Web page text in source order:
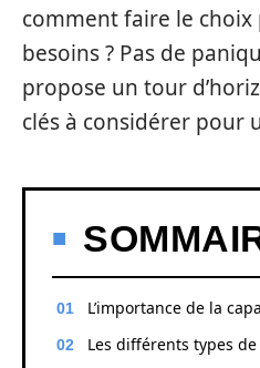
comment faire le
besoins ? Pas de
propose un tour
clés à considérer pour
L’importance de la
Les différents types